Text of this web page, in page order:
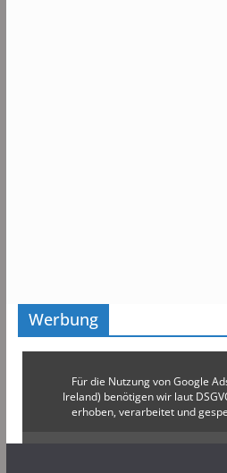
Werbung
Für die Nutzung von Google
Ireland) benötigen wir laut
erhoben, verarbeitet und